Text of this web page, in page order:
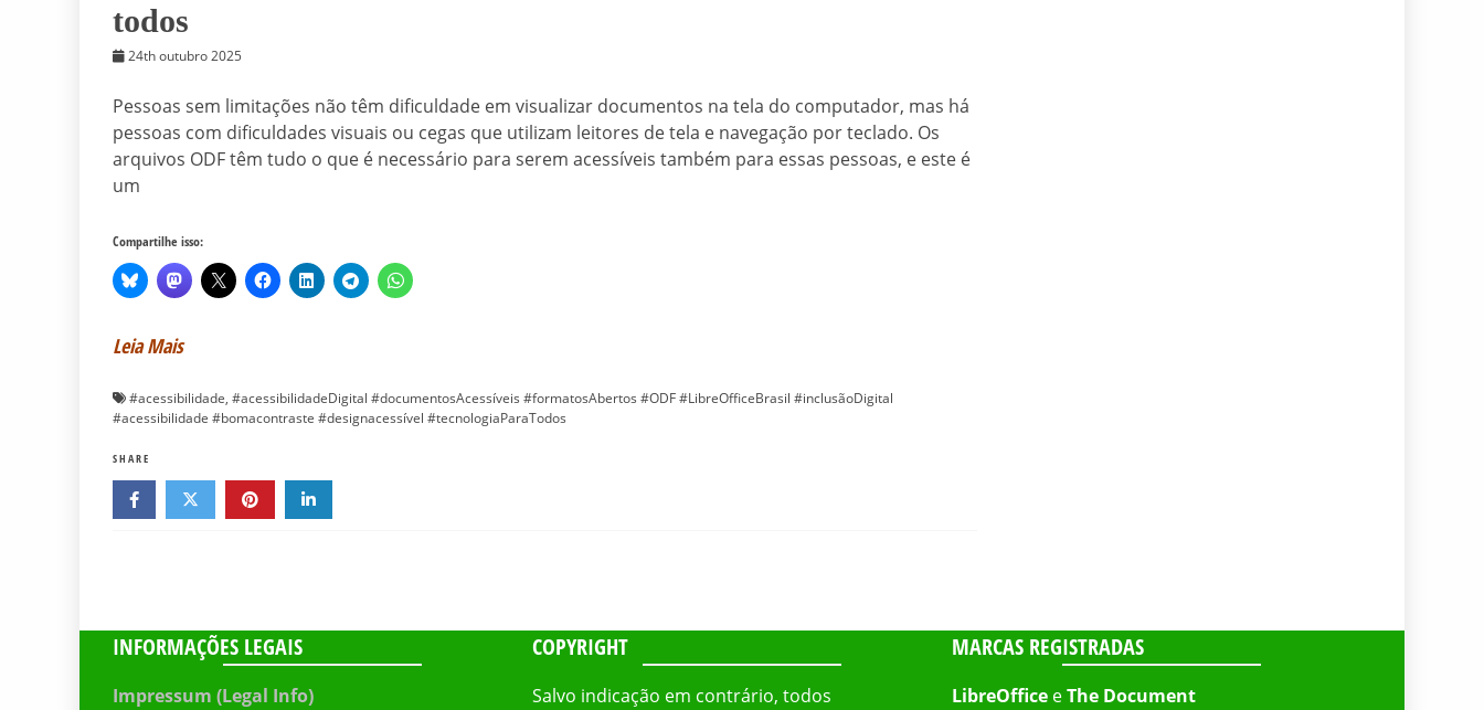
todos
24th outubro 2025
Pessoas sem limitações não têm dificuldade em visualizar documentos na tela do computador, mas há
pessoas com dificuldades visuais ou cegas que utilizam leitores de tela e navegação por teclado. Os
arquivos ODF têm tudo o que é necessário para serem acessíveis também para essas pessoas, e este é
um
Compartilhe isso:
Leia Mais
#acessibilidade, #acessibilidadeDigital #documentosAcessíveis #formatosAbertos #ODF #LibreOfficeBrasil #inclusãoDigital
#acessibilidade #bomacontraste #designacessível #tecnologiaParaTodos
SHARE
INFORMAÇÕES LEGAIS
Impressum (Legal Info)
COPYRIGHT
Salvo indicação em contrário, todos
MARCAS REGISTRADAS
LibreOfficeeThe Document